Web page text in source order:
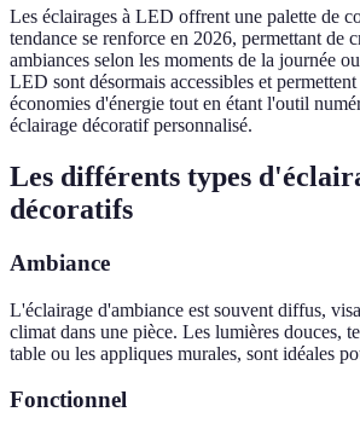
Les éclairages à LED offrent une palette de
tendance se renforce en 2026, permettant de
ambiances selon les moments de la journée
LED sont désormais accessibles et
économies d'énergie tout en étant l'outil
éclairage décoratif personnalisé.
Les différents types
décoratifs
Ambiance
L'éclairage d'ambiance est souvent diffus,
climat dans une pièce. Les lumières douces,
table ou les appliques murales, sont idéales
Fonctionnel